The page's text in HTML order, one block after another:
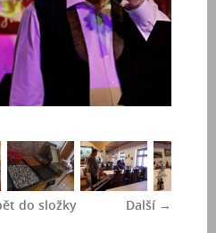
Další →
do složky